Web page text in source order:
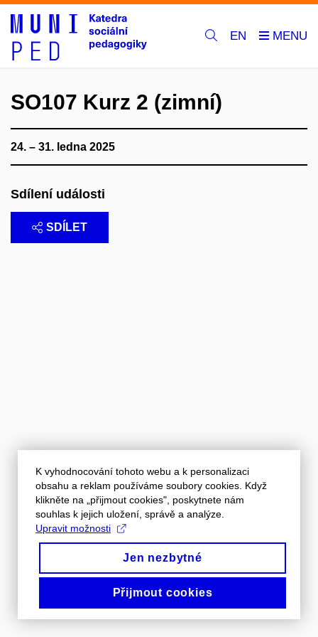
EN
SO107 Kurz 2 (zimní)
24. – 31. ledna 2025
Sdílení události
SDÍLET
K vyhodnocování tohoto webu a k personalizaci
obsahu a reklam používáme soubory cookies. Když
klikněte na „přijmout cookies", poskytnete nám
souhlas k jejich uložení, správě a analýze.
Upravit možnosti
Jen nezbytné
Přijmout cookies